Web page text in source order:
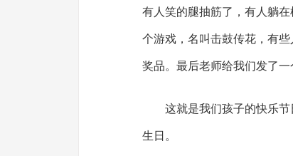
有人笑的腿抽筋了，有人躺
个游戏，名叫击鼓传花，有
奖品。最后老师给我们发了一
这就是我们孩子的快乐
生日。